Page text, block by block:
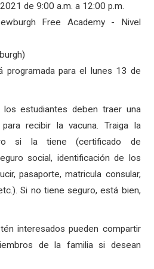
de 9:00 a.m. a 12:00 p.m.
Free Academy - Nivel
programada para el lunes 13 de
estudiantes deben traer una
para recibir la vacuna. Traiga la
si la tiene (certificado de
social, identificación de los
pasaporte, matricula consular,
Si no tiene seguro, está bien,
interesados pueden compartir
de la familia si desean